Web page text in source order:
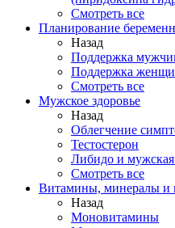
Смотреть все
Планирование
Назад
Поддержка
Поддержка
Смотреть все
Мужское здоровье
Назад
Облегчение
Тестостерон
Либидо и мужская
Смотреть все
Витамины, минералы и
Назад
Моновитамины